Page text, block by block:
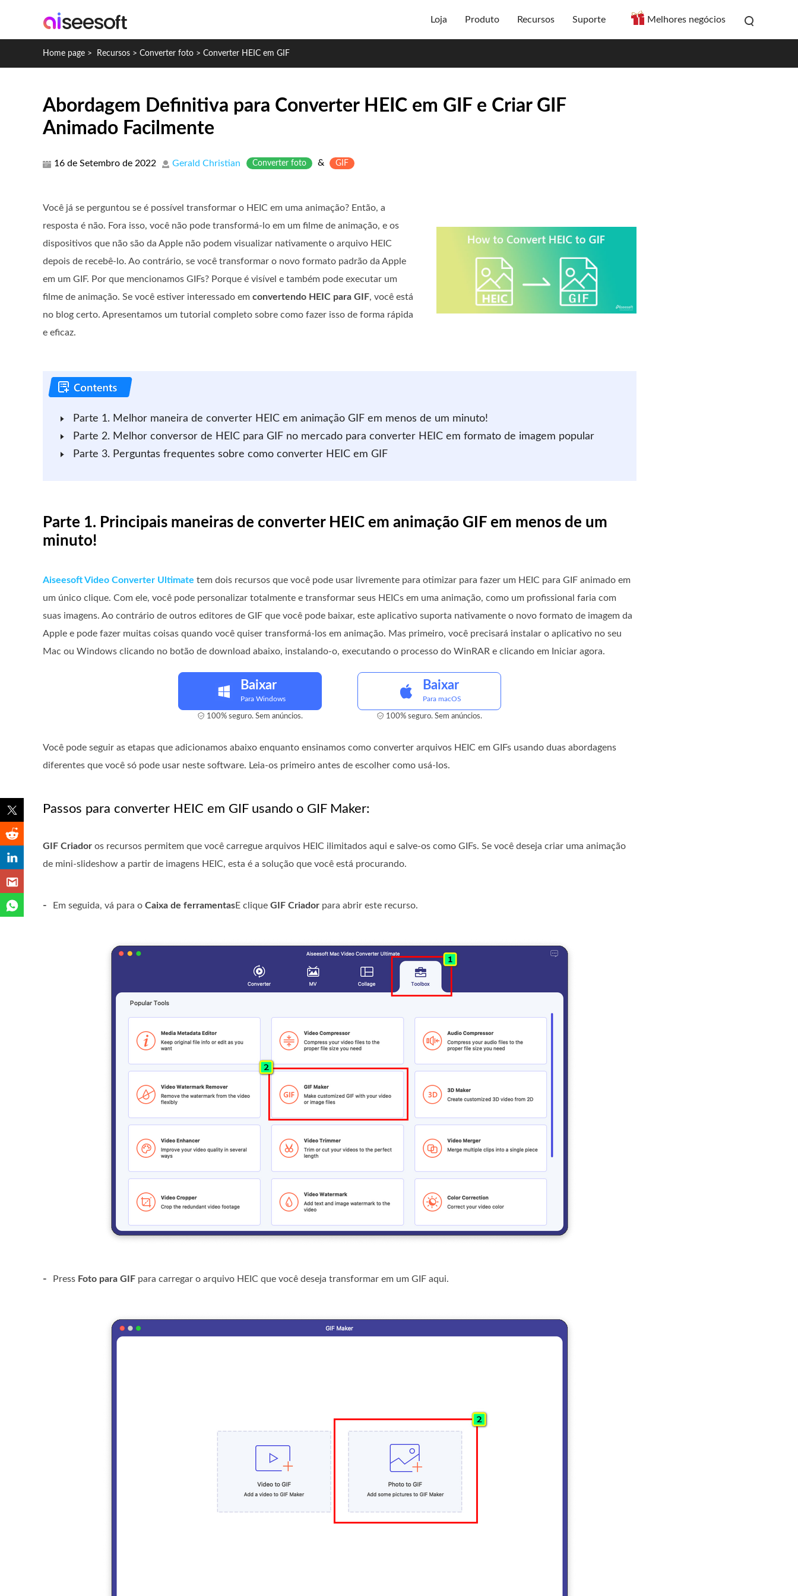
Loja Produto Recursos Suporte Melhores negócios
Home page > Recursos > Converter foto > Converter HEIC em GIF
Abordagem Definitiva para Converter HEIC em GIF e Criar GIF
Animado Facilmente
16 de Setembro de 2022 Gerald Christian Converter foto & GIF
Você já se perguntou se é possível transformar o HEIC em uma animação? Então, a
resposta é não. Fora isso, você não pode transformá-lo em um filme de animação, e os
dispositivos que não são da Apple não podem visualizar nativamente o arquivo HEIC
depois de recebê-lo. Ao contrário, se você transformar o novo formato padrão da Apple
em um GIF. Por que mencionamos GIFs? Porque é visível e também pode executar um
filme de animação. Se você estiver interessado em convertendo HEIC para GIF, você está
no blog certo. Apresentamos um tutorial completo sobre como fazer isso de forma rápida
e eficaz.
Parte 1. Melhor maneira de converter HEIC em animação GIF em menos de um minuto!
Parte 2. Melhor conversor de HEIC para GIF no mercado para converter HEIC em formato de imagem popular
Parte 3. Perguntas frequentes sobre como converter HEIC em GIF
Parte 1. Principais maneiras de converter HEIC em animação GIF em menos de um
minuto!
Aiseesoft Video Converter Ultimate tem dois recursos que você pode usar livremente para otimizar para fazer um HEIC para GIF animado em
um único clique. Com ele, você pode personalizar totalmente e transformar seus HEICs em uma animação, como um profissional faria com
suas imagens. Ao contrário de outros editores de GIF que você pode baixar, este aplicativo suporta nativamente o novo formato de imagem da
Apple e pode fazer muitas coisas quando você quiser transformá-los em animação. Mas primeiro, você precisará instalar o aplicativo no seu
Mac ou Windows clicando no botão de download abaixo, instalando-o, executando o processo do WinRAR e clicando em Iniciar agora.
Baixar
Para Windows
100% seguro. Sem anúncios.
Baixar
Para macOS
100% seguro. Sem anúncios.
Você pode seguir as etapas que adicionamos abaixo enquanto ensinamos como converter arquivos HEIC em GIFs usando duas abordagens
diferentes que você só pode usar neste software. Leia-os primeiro antes de escolher como usá-los.
Passos para converter HEIC em GIF usando o GIF Maker:
GIF Criador os recursos permitem que você carregue arquivos HEIC ilimitados aqui e salve-os como GIFs. Se você deseja criar uma animação
de mini-slideshow a partir de imagens HEIC, esta é a solução que você está procurando.
- Em seguida, vá para o Caixa de ferramentasE clique GIF Criador para abrir este recurso.
- Press Foto para GIF para carregar o arquivo HEIC que você deseja transformar em um GIF aqui.